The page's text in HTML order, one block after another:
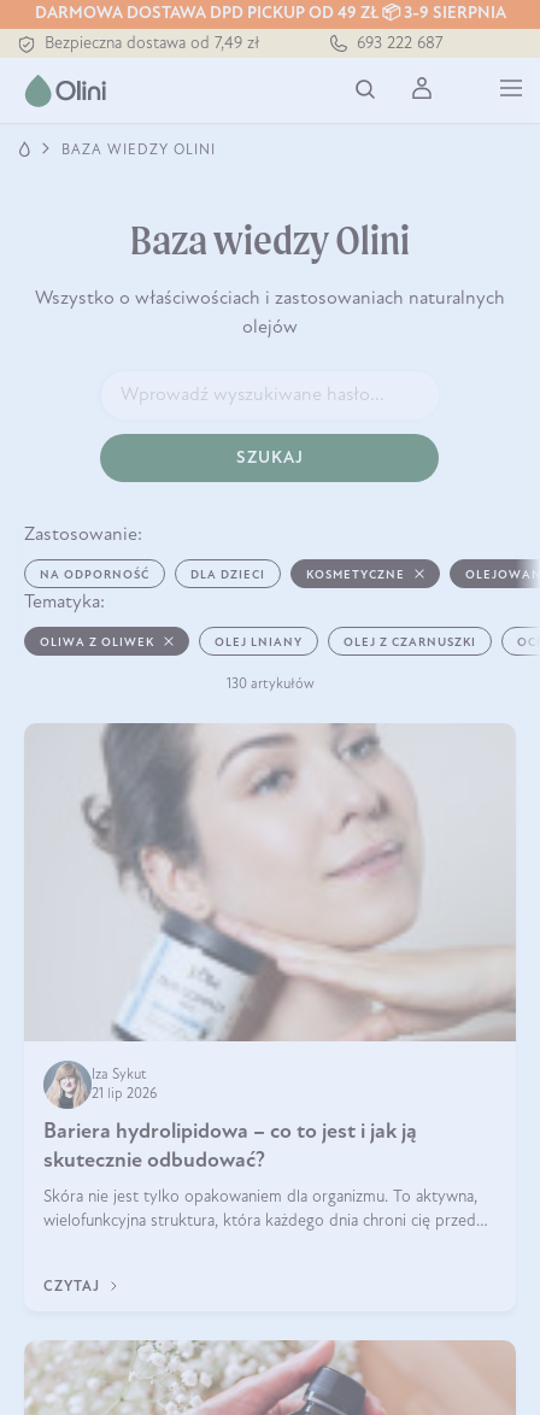
DARMOWA DOSTAWA DPD PICKUP OD 49 ZŁ 📦 3-9 SIERPNIA
Bezpieczna dostawa od 7,49 zł
Darmowa dostawa od 199 zł
Tłoczony zawsze na zimno
693 222 687
BAZA WIEDZY OLINI
Baza wiedzy Olini
Wszystko o właściwościach i zastosowaniach naturalnych
olejów
SZUKAJ
Zastosowanie:
NA ODPORNOŚĆ DLA DZIECI KOSMETYCZNE
Tematyka:
OLIWA Z OLIWEK OLEJ LNIANY OLEJ Z CZARNUSZKI
130 artykułów
Iza Sykut
21 lip 2026
Bariera hydrolipidowa – co to jest i jak ją
skutecznie odbudować?
Skóra nie jest tylko opakowaniem dla organizmu. To aktywna,
wielofunkcyjna struktura, która każdego dnia chroni cię przed
bariera hydrolipidowa.
CZYTAJ